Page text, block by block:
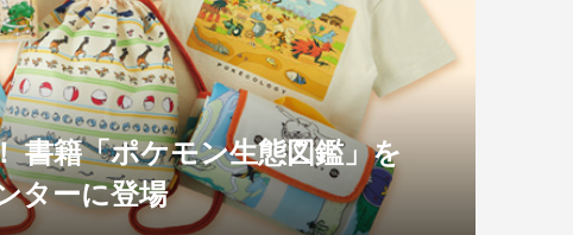
書籍「ポケモン生態図鑑」を
ターに登場